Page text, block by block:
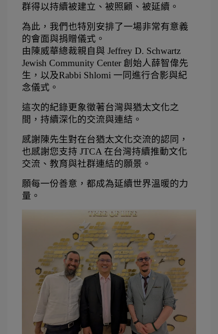
群得以持續被建立、被照顧、被延續。
為此，我們也特別安排了一場非常有意義
的會面與捐贈儀式。
由陳威華總裁親自與 Jeffrey D. Schwartz
Jewish Community Center 創始人薛智偉先
生，以及Rabbi Shlomi 一同進行合影與紀
念儀式。
這次的紀錄更象徵著台灣與猶太文化之
間，持續深化的交流與連結。
感謝陳先生對在台猶太文化交流的認同，
也感謝您支持 JTCA 在台灣持續推動文化
交流、教育與社群連結的願景。
願每一份善意，都成為延續世界溫暖的力
量。